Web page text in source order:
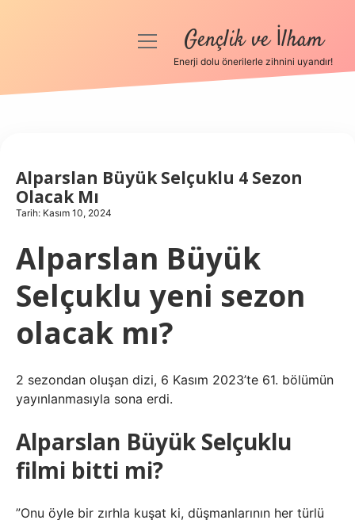
Anasayfa
Hakkımızda
menüyüGençlik ve İlham
Enerji dolu önerilerle zihnini uyandır!
Alparslan Büyük Selçuklu 4 Sezon
Olacak Mı
Tarih: Kasım 10, 2024
Alparslan Büyük
Selçuklu yeni sezon
olacak mı?
2 sezondan oluşan dizi, 6 Kasım 2023’te 61. bölümün
yayınlanmasıyla sona erdi.
Alparslan Büyük Selçuklu
filmi bitti mi?
”Onu öyle bir zırhla kuşat ki, düşmanlarının her türlü